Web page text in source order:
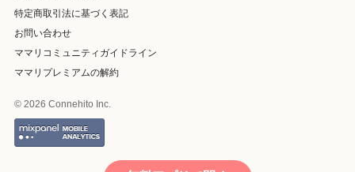
特定商取引法に基づく表記
お問い合わせ
ママリコミュニティガイドライン
ママリプレミアムの解約
© 2026 Connehito Inc.